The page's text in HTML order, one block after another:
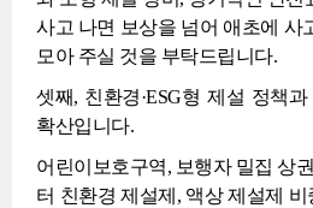
사고 나면 보상을 넘어 애초에 사
모아 주실 것을 부탁드립니다.
셋째, 친환경·ESG형 제설 정책
확산입니다.
어린이보호구역, 보행자 밀집 상
터 친환경 제설제, 액상 제설제